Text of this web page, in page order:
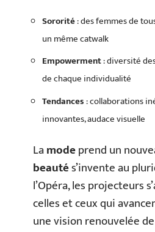
Sororité: des femmes de
un même catwalk
Empowerment: diversité
de chaque individualité
Tendances: collaborations
innovantes, audace visuelle
Lamodeprend un
beautés’invente au
l’Opéra, les projecteurs
celles et ceux qui
une vision renouvelée